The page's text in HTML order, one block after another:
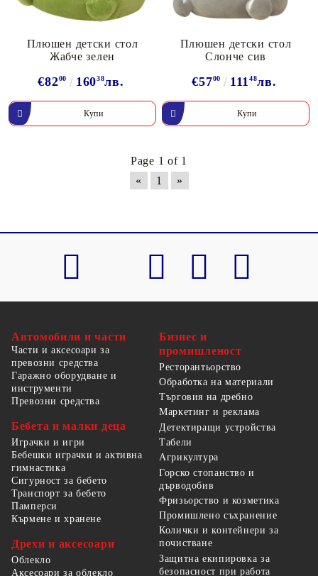
Плюшен детски стол
Жабче зелен
€8200 16038лв.
Плюшен детски стол
Слонче сив
€5700 11148лв.
Page 1 of 1
«
1 »
Автомобили и части
Части и аксесоари за
превозни средства
Гаражно оборудване и
инструменти
Превозни средства
Бебета и малки деца
Играчки и игри
Бебешки играчки и активна
гимнастика
Сигурност за бебето
Транспорт за бебето
Памперси
Кърмене и хранене
Дрехи и аксесоари
Облекло
Аксесоари за облекло
Бизнес и
промишленост
Ресторантьорство
Обработка на материали
Търговия на дребно
Маркетинг и реклама
Детектиращи устройства
Табели
Агрикултура
Горско стопанство и
дърводобив
Фризьорство и козметика
Промишлено съхранение
Колички и контейнери за
почистване
Защитна екипировка за
безопасност при работа